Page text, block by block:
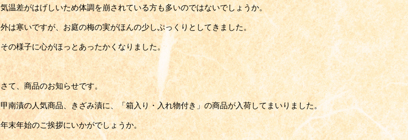
気温差がはげしいため体調を崩されている方も多いのではないでしょうか。
外は寒いですが、お庭の梅の実がほんの少しぷっくりとしてきました。
その様子に心がほっとあったかくなりました。
さて、商品のお知らせです。
甲南漬の人気商品、きざみ漬に、「箱入り・入れ物付き」の商品が入荷してまいりました。
年末年始のご挨拶にいかがでしょうか。